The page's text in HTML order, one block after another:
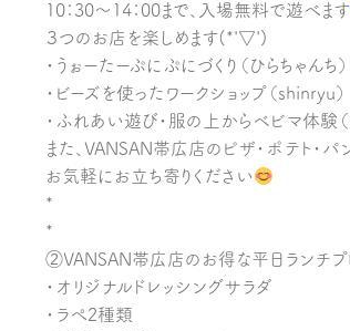
10：30～14：00まで、入場無料で遊べます
３つのお店を楽しめます(*'▽')
・うぉーたーぷにぷにづくり（ひらちゃんち）
・ビーズを使ったワークショップ（shinryu）
・ふれあい遊び・服の上からベビマ体験（
また、VANSAN帯広店のピザ・ポテト・
お気軽にお立ち寄りください
*
*
②VANSAN帯広店のお得な平日ランチプ
・オリジナルドレッシングサラダ
・ラぺ2種類